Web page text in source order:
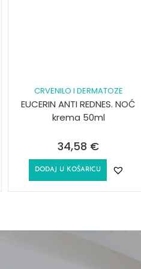
CRVENILO I DERMATOZE
EUCERIN ANTI REDNES. NOĆ
krema 50ml
34,58 €
DODAJ U KOŠARICU